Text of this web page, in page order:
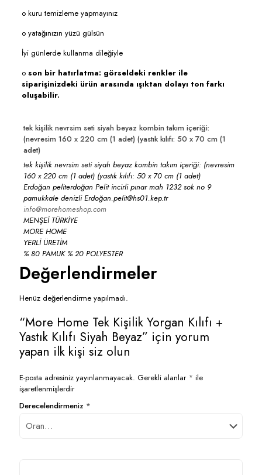
o kuru temizleme yapmayınız
o yatağınızın yüzü gülsün
İyi günlerde kullanma dileğiyle
o son bir hatırlatma: görseldeki renkler ile
siparişinizdeki ürün arasında ışıktan dolayı ton farkı
oluşabilir.
tek kişilik nevrsim seti siyah beyaz kombin takım içeriği:
(nevresim 160 x 220 cm (1 adet) (yastık kılıfı: 50 x 70 cm (1
adet)
tek kişilik nevrsim seti siyah beyaz kombin takım içeriği: (nevresim
160 x 220 cm (1 adet) (yastık kılıfı: 50 x 70 cm (1 adet)
Erdoğan peliterdoğan Pelit incirli pınar mah 1232 sok no 9
pamukkale denizli Erdoğan.pelit@hs01.kep.tr
info@morehomeshop.com
MENŞEİ TÜRKİYE
MORE HOME
YERLİ ÜRETİM
% 80 PAMUK % 20 POLYESTER
Değerlendirmeler
Henüz değerlendirme yapılmadı.
“More Home Tek Kişilik Yorgan Kılıfı +
Yastık Kılıfı Siyah Beyaz” için yorum
yapan ilk kişi siz olun
E-posta adresiniz yayınlanmayacak. Gerekli alanlar * ile
işaretlenmişlerdir
Derecelendirmeniz *